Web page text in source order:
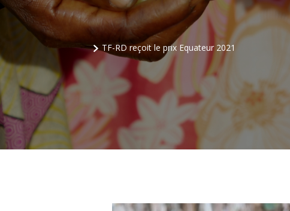
TF-RD reçoit le prix Equateur 2021